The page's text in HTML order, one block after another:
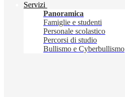
Servizi
Panoramica
Famiglie e studenti
Personale scolastico
Percorsi di studio
Bullismo e Cyberbullismo